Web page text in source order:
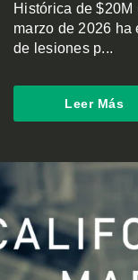
Histórica de
marzo de 2026 ha
de lesiones p...
Leer Más